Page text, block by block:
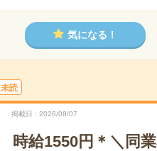
気になる！
未読
掲載日 2026/08/07
時給1550円＊＼同